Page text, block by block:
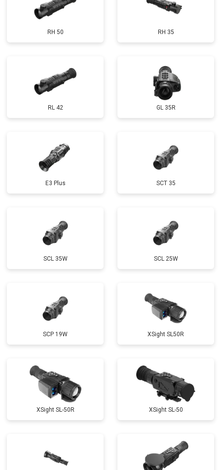
RH 50 RH 35
RL 42 GL 35R
E3 Plus SCT 35
SCL 35W SCL 25W
SCP 19W ХSight SL50R
XSight SL-50R XSight SL-50